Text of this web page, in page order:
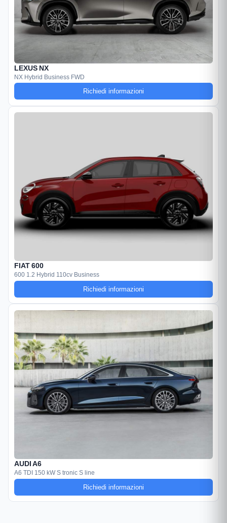
LEXUS NX
NX Hybrid Business FWD
Richiedi informazioni
FIAT 600
600 1.2 Hybrid 110cv Business
Richiedi informazioni
AUDI A6
A6 TDI 150 kW S tronic S line
Richiedi informazioni